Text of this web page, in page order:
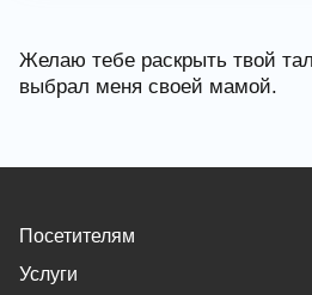
Желаю тебе раскрыть твой
выбрал меня своей мамой.
Посетителям
Услуги